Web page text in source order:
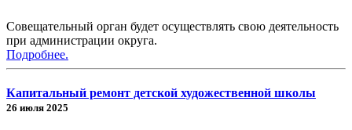
Совещательный орган будет осуществлять свою деятельность
при администрации округа.
Подробнее.
Капитальный ремонт детской художественной школы
26 июля 2025